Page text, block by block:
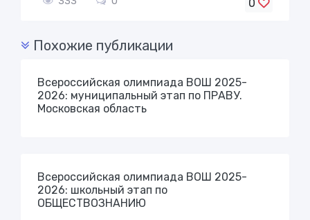
0
Похожие публикации
Всероссийская олимпиада ВОШ 2025-
2026: муниципальный этап по ПРАВУ.
Московская область
Всероссийская олимпиада ВОШ 2025-
2026: школьный этап по
ОБЩЕСТВОЗНАНИЮ